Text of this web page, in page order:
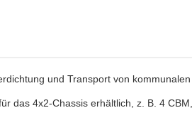
und Transport von kommunalen
das 4x2-Chassis erhältlich, z. B. 4